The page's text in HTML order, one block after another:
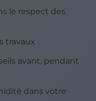
le respect des
travaux
avant, pendant
dans votre